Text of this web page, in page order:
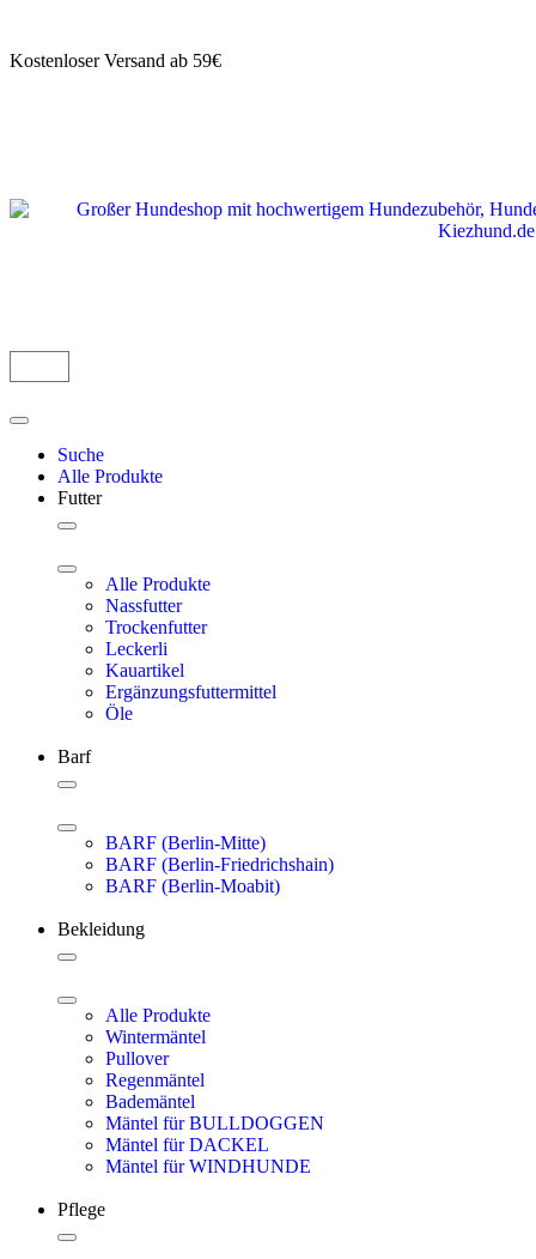
Kostenloser Versand ab 59€
Suche
Alle Produkte
Futter
Alle Produkte
Nassfutter
Trockenfutter
Leckerli
Kauartikel
Ergänzungsfuttermittel
Öle
Barf
BARF (Berlin-Mitte)
BARF (Berlin-Friedrichshain)
BARF (Berlin-Moabit)
Bekleidung
Alle Produkte
Wintermäntel
Pullover
Regenmäntel
Bademäntel
Mäntel für BULLDOGGEN
Mäntel für DACKEL
Mäntel für WINDHUNDE
Pflege